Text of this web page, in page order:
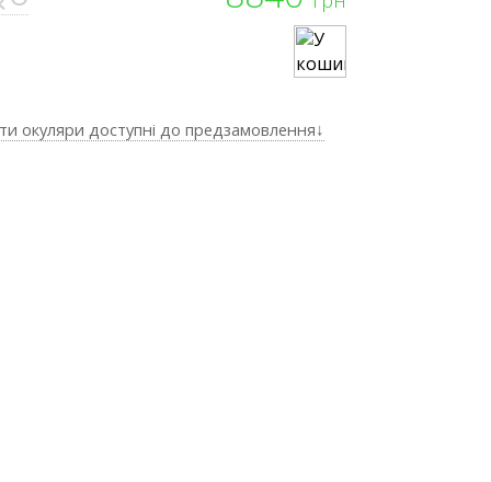
окуляри доступні до предзамовлення↓